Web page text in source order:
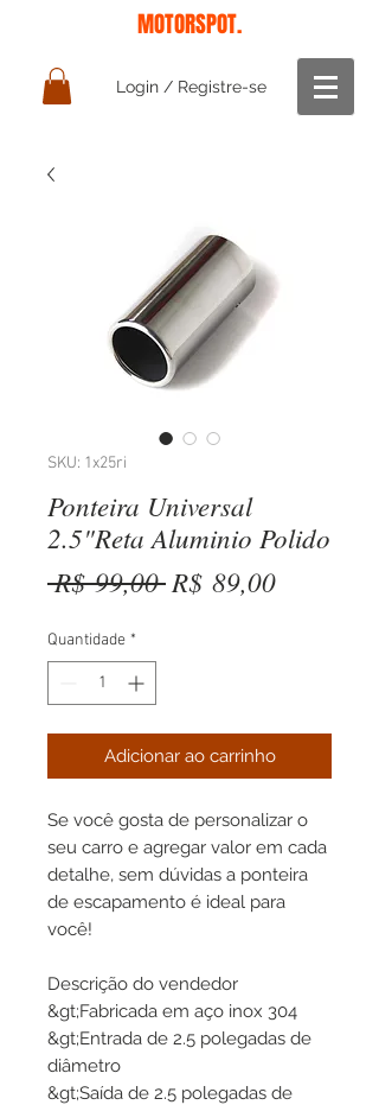
MOTORSPOT.
Login / Registre-se
SKU: 1x25ri
Ponteira Universal
2.5"Reta Aluminio Polido
R$ 99,00 Preço
R$ 89,00Preço
Quantidade *
Adicionar ao carrinho
Se você gosta de personalizar o
seu carro e agregar valor em cada
detalhe, sem dúvidas a ponteira
de escapamento é ideal para
você!
Descrição do vendedor
&gt;Fabricada em aço inox 304
&gt;Entrada de 2.5 polegadas de
diâmetro
&gt;Saída de 2.5 polegadas de